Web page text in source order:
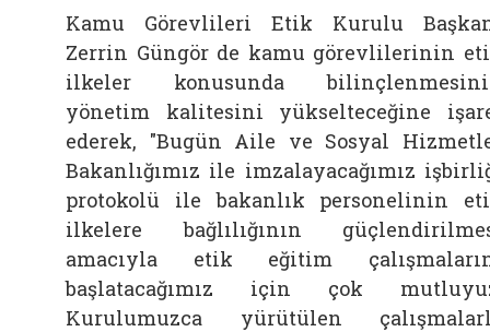
Kamu Görevlileri Etik Kurulu
Zerrin Güngör de kamu görevlilerinin
ilkeler konusunda
yönetim kalitesini yükselteceğine
ederek, "Bugün Aile ve Sosyal
Bakanlığımız ile imzalayacağımız
protokolü ile bakanlık personelinin
ilkelere bağlılığının
amacıyla etik eğitim
başlatacağımız için çok
Kurulumuzca yürütülen